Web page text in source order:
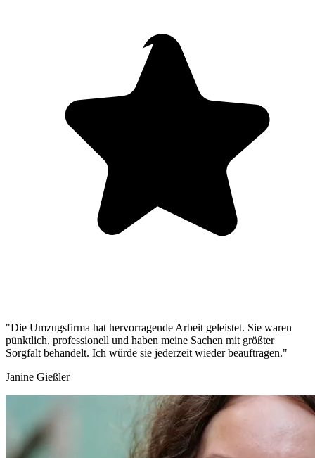
"Die Umzugsfirma hat hervorragende Arbeit geleistet. Sie waren
pünktlich, professionell und haben meine Sachen mit größter
Sorgfalt behandelt. Ich würde sie jederzeit wieder beauftragen."
Janine Gießler